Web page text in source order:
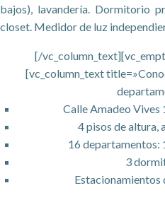
bajos), lavandería. Dormitorio
closet. Medidor de luz
[/
[vc_column_text
Calle Amadeo Vives
4 pisos de altura,
16 departamentos:
3
Estacionamientos